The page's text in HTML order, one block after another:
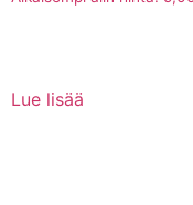
Lue lisää